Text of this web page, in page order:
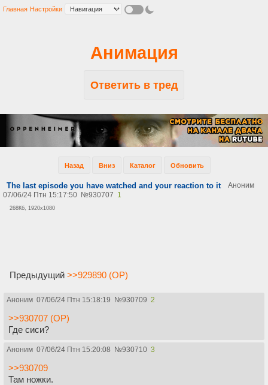
Главная Настройки
Анимация
Ответить в тред
Назад Вниз Каталог Обновить
The last episode you have watched and your reaction to it
Аноним
07/06/24 Птн 15:17:50 №930707 1
268Кб, 1920x1080
Предыдущий >>929890 (OP)
Аноним 07/06/24 Птн 15:18:19 №930709 2
>>930707 (OP)
Где сиси?
Аноним 07/06/24 Птн 15:20:08 №930710 3
>>930709
Там ножки.